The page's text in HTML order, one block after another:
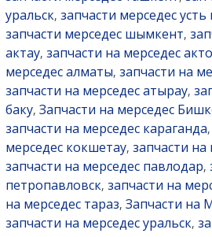
уральск, запчасти мерседес
запчасти мерседес шымкент,
актау, запчасти на мерседес
мерседес алматы, запчасти на
запчасти на мерседес атырау,
баку, Запчасти на мерседес
запчасти на мерседес караганда,
мерседес кокшетау, запчасти
запчасти на мерседес павлодар,
петропавловск, запчасти на
на мерседес тараз, Запчасти на
запчасти на мерседес уральск,